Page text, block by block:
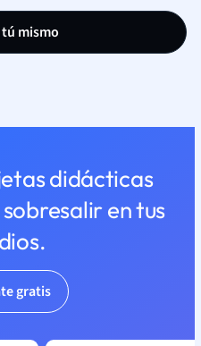
mismo
didácticas
en tus
gratis